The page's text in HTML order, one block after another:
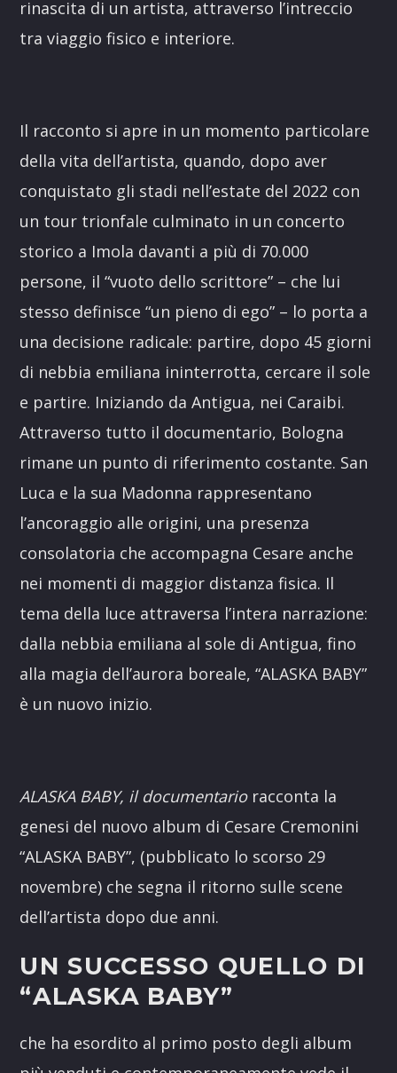
rinascita di un artista, attraverso l’intreccio
tra viaggio fisico e interiore.
Il racconto si apre in un momento particolare
della vita dell’artista, quando, dopo aver
conquistato gli stadi nell’estate del 2022 con
un tour trionfale culminato in un concerto
storico a Imola davanti a più di 70.000
persone, il “vuoto dello scrittore” – che lui
stesso definisce “un pieno di ego” – lo porta a
una decisione radicale: partire, dopo 45 giorni
di nebbia emiliana ininterrotta, cercare il sole
e partire. Iniziando da Antigua, nei Caraibi.
Attraverso tutto il documentario, Bologna
rimane un punto di riferimento costante. San
Luca e la sua Madonna rappresentano
l’ancoraggio alle origini, una presenza
consolatoria che accompagna Cesare anche
nei momenti di maggior distanza fisica. Il
tema della luce attraversa l’intera narrazione:
dalla nebbia emiliana al sole di Antigua, fino
alla magia dell’aurora boreale, “ALASKA BABY”
è un nuovo inizio.
ALASKA BABY, il documentarioracconta la
genesi del nuovo album di Cesare Cremonini
“ALASKA BABY”, (pubblicato lo scorso 29
novembre) che segna il ritorno sulle scene
dell’artista dopo due anni.
UN SUCCESSO QUELLO DI
“ALASKA BABY”
che ha esordito al primo posto degli album